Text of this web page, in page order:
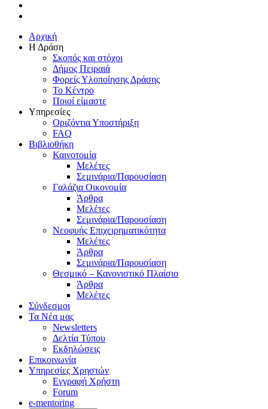
Close
Menu
Αρχική
Η Δράση
Σκοπός και στόχοι
Δήμος Πειραιά
Φορείς Υλοποίησης Δράσης
Το Κέντρο
Ποιοί είμαστε
Υπηρεσίες
Οριζόντια Υποστήριξη
FAQ
Βιβλιοθήκη
Καινοτομία
Μελέτες
Σεμινάρια/Παρουσίαση
Γαλάζια Οικονομία
Άρθρα
Μελέτες
Σεμινάρια/Παρουσίαση
Νεοφυής Επιχειρηματικότητα
Μελέτες
Άρθρα
Σεμινάρια/Παρουσίαση
Θεσμικό – Κανονιστικό Πλαίσιο
Άρθρα
Μελέτες
Σύνδεσμοι
Τα Νέα μας
Newsletters
Δελτία Τύπου
Εκδηλώσεις
Επικοινωνία
Υπηρεσίες Χρηστών
Εγγραφή Χρήστη
Forum
e-mentoring